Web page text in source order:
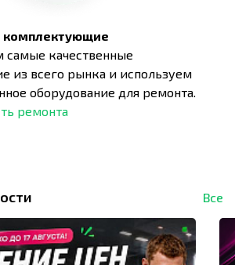
комплектующие
качественные
из всего рынка и используем
оборудование для ремонта.
ремонта
Все